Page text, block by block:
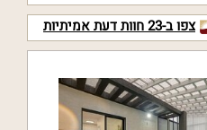
צפו ב-23חוות דעת אמיתיות